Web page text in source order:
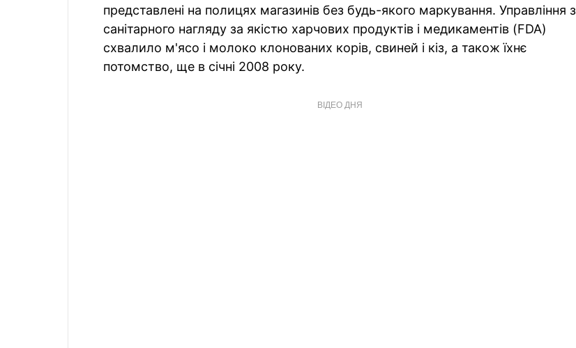
представлені на полицях магазинів без будь-якого маркування. Управління з
санітарного нагляду за якістю харчових продуктів і медикаментів (FDA)
схвалило м'ясо і молоко клонованих корів, свиней і кіз, а також їхнє
потомство, ще в січні 2008 року.
ВІДЕО ДНЯ